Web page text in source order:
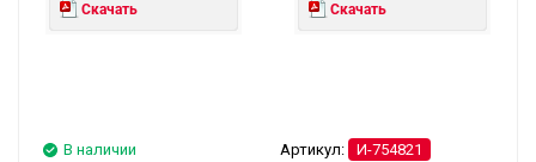
Скачать Скачать
Артикул: И-754821
В наличии